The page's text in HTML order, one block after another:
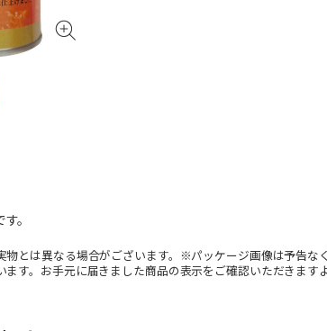
。
とは異なる場合がございます。※パッケージ画像は予告
ます。お手元に届きました商品の表示をご確認いただきます